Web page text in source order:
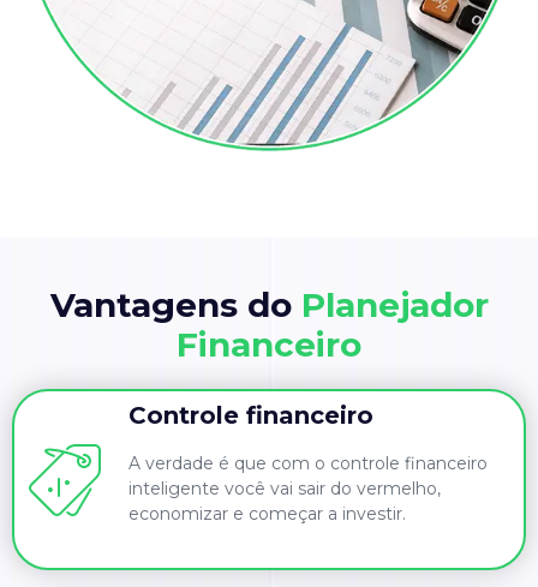
Vantagens do Planejador
Financeiro
Controle financeiro
A verdade é que com o controle financeiro
inteligente você vai sair do vermelho,
economizar e começar a investir.